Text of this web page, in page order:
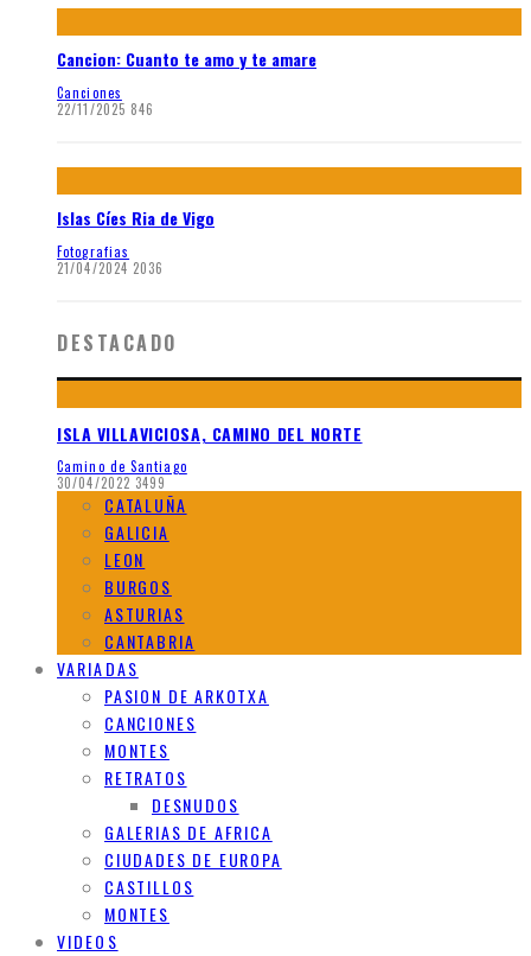
Cancion: Cuanto te amo y te amare
Canciones
22/11/2025 846
Islas Cíes Ria de Vigo
Fotografias
21/04/2024 2036
DESTACADO
ISLA VILLAVICIOSA, CAMINO DEL NORTE
Camino de Santiago
30/04/2022 3499
CATALUÑA
GALICIA
LEON
BURGOS
ASTURIAS
CANTABRIA
VARIADAS
PASION DE ARKOTXA
CANCIONES
MONTES
RETRATOS
DESNUDOS
GALERIAS DE AFRICA
CIUDADES DE EUROPA
CASTILLOS
MONTES
VIDEOS